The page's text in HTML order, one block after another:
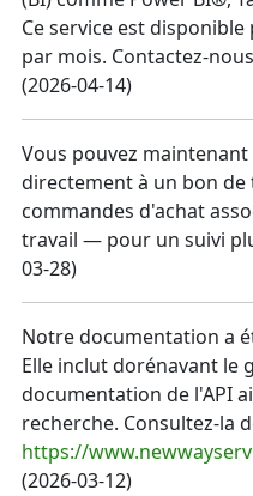
Ce service est disponible
par mois. Contactez-
(2026-04-14)
Vous pouvez
directement à un bon de
commandes d'achat
travail — pour un suivi
03-28)
Notre documentation a
Elle inclut dorénavant le
documentation de l'API
recherche. Consultez-la
https://
(2026-03-12)